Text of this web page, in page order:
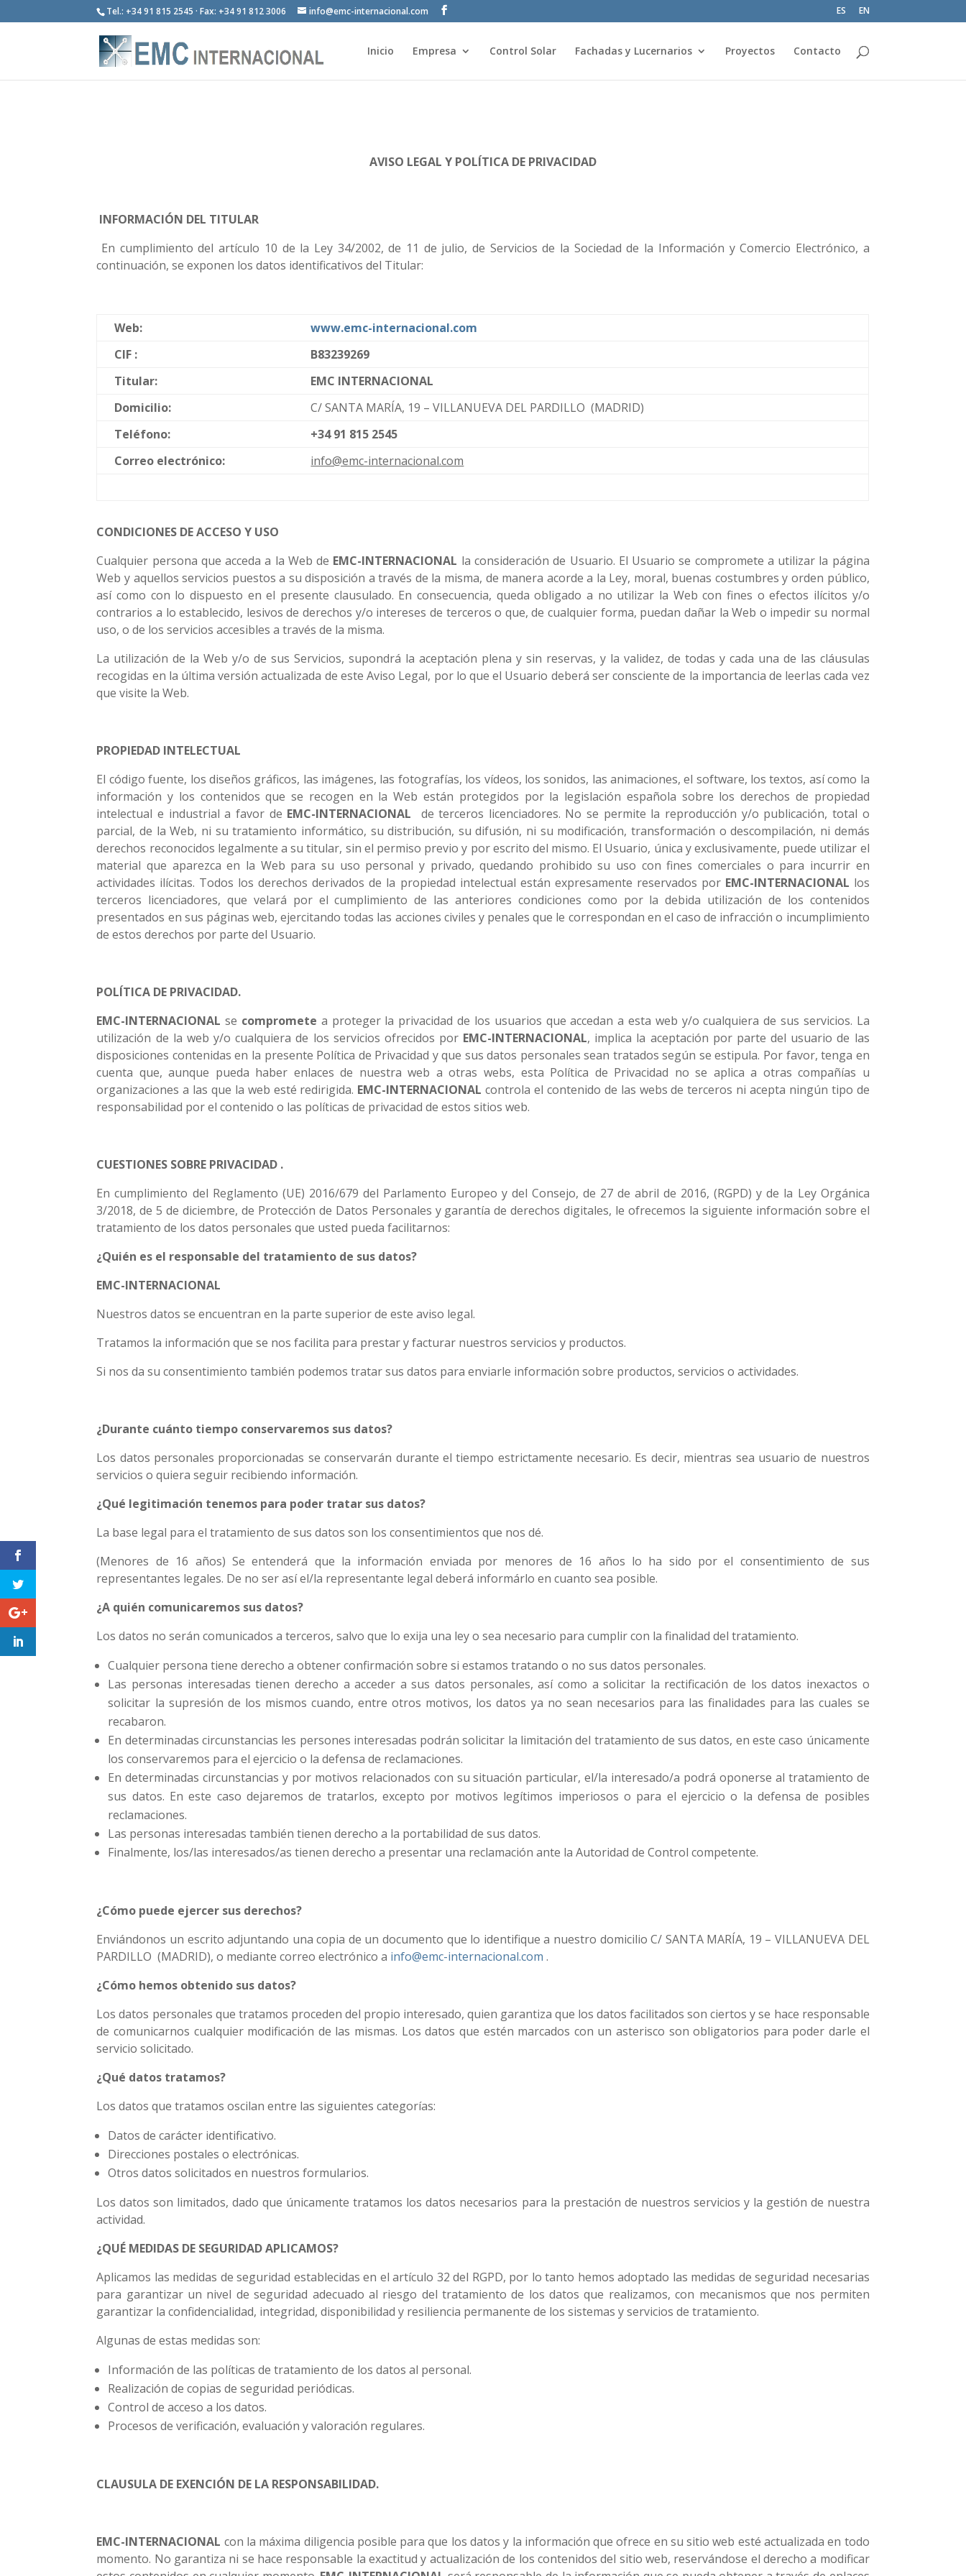
Tel.: +34 91 815 2545 · Fax: +34 91 812 3006 info@emc-internacional.com ES EN
Inicio Empresa Control Solar Fachadas y Lucernarios Proyectos Contacto
AVISO LEGAL Y POLÍTICA DE PRIVACIDAD
INFORMACIÓN DEL TITULAR
En cumplimiento del artículo 10 de la Ley 34/2002, de 11 de julio, de Servicios de la Sociedad de la Información y Comercio Electrónico, a
continuación, se exponen los datos identificativos del Titular:
Web:
www.emc-internacional.com
CIF :
B83239269
Titular:
EMC INTERNACIONAL
Domicilio:
C/ SANTA MARÍA, 19 – VILLANUEVA DEL PARDILLO (MADRID)
Teléfono:
+34 91 815 2545
Correo electrónico:
info@emc-internacional.com
CONDICIONES DE ACCESO Y USO
Cualquier persona que acceda a la Web de EMC-INTERNACIONAL la consideración de Usuario. El Usuario se compromete a utilizar la página
Web y aquellos servicios puestos a su disposición a través de la misma, de manera acorde a la Ley, moral, buenas costumbres y orden público,
así como con lo dispuesto en el presente clausulado. En consecuencia, queda obligado a no utilizar la Web con fines o efectos ilícitos y/o
contrarios a lo establecido, lesivos de derechos y/o intereses de terceros o que, de cualquier forma, puedan dañar la Web o impedir su normal
uso, o de los servicios accesibles a través de la misma.
La utilización de la Web y/o de sus Servicios, supondrá la aceptación plena y sin reservas, y la validez, de todas y cada una de las cláusulas
recogidas en la última versión actualizada de este Aviso Legal, por lo que el Usuario deberá ser consciente de la importancia de leerlas cada vez
que visite la Web.
PROPIEDAD INTELECTUAL
El código fuente, los diseños gráficos, las imágenes, las fotografías, los vídeos, los sonidos, las animaciones, el software, los textos, así como la
información y los contenidos que se recogen en la Web están protegidos por la legislación española sobre los derechos de propiedad
intelectual e industrial a favor de EMC-INTERNACIONAL
de terceros licenciadores. No se permite la reproducción y/o publicación, total o
parcial, de la Web, ni su tratamiento informático, su distribución, su difusión, ni su modificación, transformación o descompilación, ni demás
derechos reconocidos legalmente a su titular, sin el permiso previo y por escrito del mismo. El Usuario, única y exclusivamente, puede utilizar el
material que aparezca en la Web para su uso personal y privado, quedando prohibido su uso con fines comerciales o para incurrir en
actividades ilícitas. Todos los derechos derivados de la propiedad intelectual están expresamente reservados por EMC-INTERNACIONAL los
terceros licenciadores, que velará por el cumplimiento de las anteriores condiciones como por la debida utilización de los contenidos
presentados en sus páginas web, ejercitando todas las acciones civiles y penales que le correspondan en el caso de infracción o incumplimiento
de estos derechos por parte del Usuario.
POLÍTICA DE PRIVACIDAD.
EMC-INTERNACIONALse compromete a proteger la privacidad de los usuarios que accedan a esta web y/o cualquiera de sus servicios. La
utilización de la web y/o cualquiera de los servicios ofrecidos por EMC-INTERNACIONAL, implica la aceptación por parte del usuario de las
disposiciones contenidas en la presente Política de Privacidad y que sus datos personales sean tratados según se estipula. Por favor, tenga en
cuenta que, aunque pueda haber enlaces de nuestra web a otras webs, esta Política de Privacidad no se aplica a otras compañías u
organizaciones a las que la web esté redirigida. EMC-INTERNACIONAL controla el contenido de las webs de terceros ni acepta ningún tipo de
responsabilidad por el contenido o las políticas de privacidad de estos sitios web.
CUESTIONES SOBRE PRIVACIDAD .
En cumplimiento del Reglamento (UE) 2016/679 del Parlamento Europeo y del Consejo, de 27 de abril de 2016, (RGPD) y de la Ley Orgánica
3/2018, de 5 de diciembre, de Protección de Datos Personales y garantía de derechos digitales, le ofrecemos la siguiente información sobre el
tratamiento de los datos personales que usted pueda facilitarnos:
¿Quién es el responsable del tratamiento de sus datos?
EMC-INTERNACIONAL
Nuestros datos se encuentran en la parte superior de este aviso legal.
Tratamos la información que se nos facilita para prestar y facturar nuestros servicios y productos.
Si nos da su consentimiento también podemos tratar sus datos para enviarle información sobre productos, servicios o actividades.
¿Durante cuánto tiempo conservaremos sus datos?
Los datos personales proporcionadas se conservarán durante el tiempo estrictamente necesario. Es decir, mientras sea usuario de nuestros
servicios o quiera seguir recibiendo información.
¿Qué legitimación tenemos para poder tratar sus datos?
La base legal para el tratamiento de sus datos son los consentimientos que nos dé.
(Menores de 16 años) Se entenderá que la información enviada por menores de 16 años lo ha sido por el consentimiento de sus
representantes legales. De no ser así el/la representante legal deberá informárlo en cuanto sea posible.
¿A quién comunicaremos sus datos?
Los datos no serán comunicados a terceros, salvo que lo exija una ley o sea necesario para cumplir con la finalidad del tratamiento.
Cualquier persona tiene derecho a obtener confirmación sobre si estamos tratando o no sus datos personales.
Las personas interesadas tienen derecho a acceder a sus datos personales, así como a solicitar la rectificación de los datos inexactos o
solicitar la supresión de los mismos cuando, entre otros motivos, los datos ya no sean necesarios para las finalidades para las cuales se
recabaron.
En determinadas circunstancias les persones interesadas podrán solicitar la limitación del tratamiento de sus datos, en este caso únicamente
los conservaremos para el ejercicio o la defensa de reclamaciones.
En determinadas circunstancias y por motivos relacionados con su situación particular, el/la interesado/a podrá oponerse al tratamiento de
sus datos. En este caso dejaremos de tratarlos, excepto por motivos legítimos imperiosos o para el ejercicio o la defensa de posibles
reclamaciones.
Las personas interesadas también tienen derecho a la portabilidad de sus datos.
Finalmente, los/las interesados/as tienen derecho a presentar una reclamación ante la Autoridad de Control competente.
¿Cómo puede ejercer sus derechos?
Enviándonos un escrito adjuntando una copia de un documento que lo identifique a nuestro domicilio C/ SANTA MARÍA, 19 – VILLANUEVA DEL
PARDILLO (MADRID), o mediante correo electrónico a info@emc-internacional.com .
¿Cómo hemos obtenido sus datos?
Los datos personales que tratamos proceden del propio interesado, quien garantiza que los datos facilitados son ciertos y se hace responsable
de comunicarnos cualquier modificación de las mismas. Los datos que estén marcados con un asterisco son obligatorios para poder darle el
servicio solicitado.
¿Qué datos tratamos?
Los datos que tratamos oscilan entre las siguientes categorías:
Datos de carácter identificativo.
Direcciones postales o electrónicas.
Otros datos solicitados en nuestros formularios.
Los datos son limitados, dado que únicamente tratamos los datos necesarios para la prestación de nuestros servicios y la gestión de nuestra
actividad.
¿QUÉ MEDIDAS DE SEGURIDAD APLICAMOS?
Aplicamos las medidas de seguridad establecidas en el artículo 32 del RGPD, por lo tanto hemos adoptado las medidas de seguridad necesarias
para garantizar un nivel de seguridad adecuado al riesgo del tratamiento de los datos que realizamos, con mecanismos que nos permiten
garantizar la confidencialidad, integridad, disponibilidad y resiliencia permanente de los sistemas y servicios de tratamiento.
Algunas de estas medidas son:
Información de las políticas de tratamiento de los datos al personal.
Realización de copias de seguridad periódicas.
Control de acceso a los datos.
Procesos de verificación, evaluación y valoración regulares.
CLAUSULA DE EXENCIÓN DE LA RESPONSABILIDAD.
EMC-INTERNACIONAL con la máxima diligencia posible para que los datos y la información que ofrece en su sitio web esté actualizada en todo
momento. No garantiza ni se hace responsable la exactitud y actualización de los contenidos del sitio web, reservándose el derecho a modificar